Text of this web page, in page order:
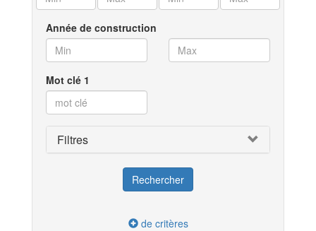
Année de construction
Mot clé 1
Filtres
de critères